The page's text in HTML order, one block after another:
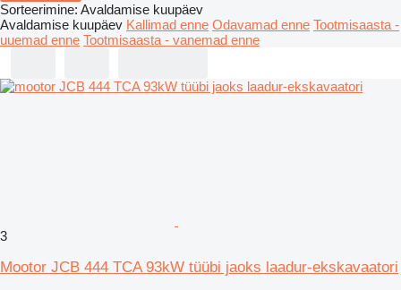
Sorteerimine: Avaldamise kuupäev
Avaldamise kuupäev Kallimad enne Odavamad enne Tootmisaasta -
uuemad enne Tootmisaasta - vanemad enne
3
Mootor JCB 444 TCA 93kW tüübi jaoks laadur-ekskavaatori